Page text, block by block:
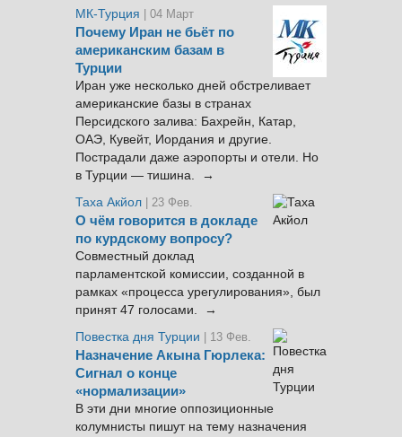
МК-Турция
| 04 Март
Почему Иран не бьёт по
американским базам в
Турции
Иран уже несколько дней обстреливает
американские базы в странах
Персидского залива: Бахрейн, Катар,
ОАЭ, Кувейт, Иордания и другие.
Пострадали даже аэропорты и отели. Но
в Турции — тишина. →
Таха Акйол | 23 Фев.
О чём говорится в докладе
по курдскому вопросу?
Совместный доклад
парламентской комиссии, созданной в
рамках «процесса урегулирования», был
принят 47 голосами. →
Повестка дня Турции
| 13 Фев.
Назначение Акына Гюрлека:
Сигнал о конце
«нормализации»
В эти дни многие оппозиционные
колумнисты пишут на тему назначения